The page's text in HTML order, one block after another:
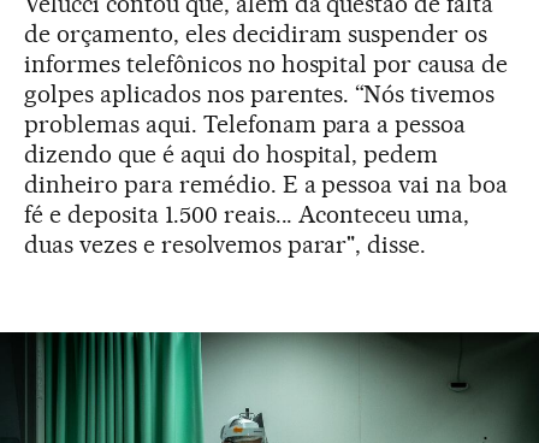
de orçamento, eles decidiram suspender os
informes telefônicos no hospital por causa de
golpes aplicados nos parentes. “Nós tivemos
problemas aqui. Telefonam para a pessoa
dizendo que é aqui do hospital, pedem
dinheiro para remédio. E a pessoa vai na boa
fé e deposita 1.500 reais... Aconteceu uma,
duas vezes e resolvemos parar", disse.